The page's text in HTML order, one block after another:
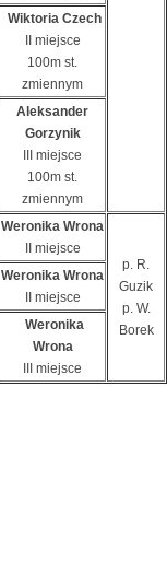
Wiktoria Czech
II miejsce
100m st.
zmiennym
Aleksander
Gorzynik
III miejsce
100m st.
zmiennym
Weronika Wrona
II miejsce
p. R.
Guzik
p. W.
Borek
Weronika Wrona
II miejsce
Weronika
Wrona
III miejsce